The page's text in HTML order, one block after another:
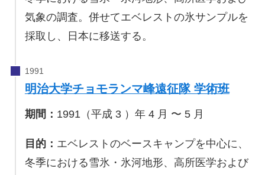
気象の調査。併せてエベレストの氷サンプルを
採取し、日本に移送する。
明治大学チョモランマ峰遠征隊 学術班
期間： 1991（平成 3 ）年 4 月 〜 5 月
目的： エベレストのベースキャンプを中心に、
冬季における雪氷・氷河地形、高所医学および